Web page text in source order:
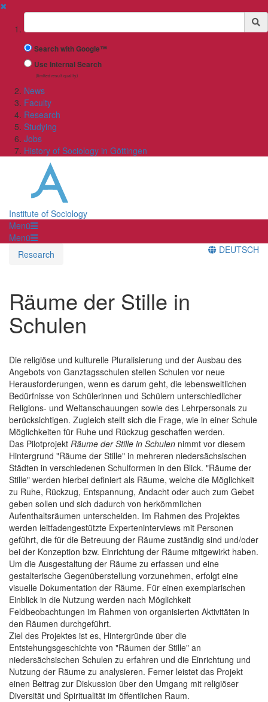
✖
Suchbegriff
Search with Google™
Use Internal Search
(limited result quality)
News
Faculty
Research
Studying
Jobs
History of Sociology in Göttingen
Institute of Sociology
Menü
Menü
Research
DEUTSCH
Räume der Stille in
Schulen
Die religiöse und kulturelle Pluralisierung und der Ausbau des
Angebots von Ganztagsschulen stellen Schulen vor neue
Herausforderungen, wenn es darum geht, die lebensweltlichen
Bedürfnisse von Schülerinnen und Schülern unterschiedlicher
Religions- und Weltanschauungen sowie des Lehrpersonals zu
berücksichtigen. Zugleich stellt sich die Frage, wie in einer Schule
Möglichkeiten für Ruhe und Rückzug geschaffen werden.
Das Pilotprojekt Räume der Stille in Schulen nimmt vor diesem
Hintergrund "Räume der Stille" in mehreren niedersächsischen
Städten in verschiedenen Schulformen in den Blick. "Räume der
Stille" werden hierbei definiert als Räume, welche die Möglichkeit
zu Ruhe, Rückzug, Entspannung, Andacht oder auch zum Gebet
geben sollen und sich dadurch von herkömmlichen
Aufenthaltsräumen unterscheiden. Im Rahmen des Projektes
werden leitfadengestützte Experteninterviews mit Personen
geführt, die für die Betreuung der Räume zuständig sind und/oder
bei der Konzeption bzw. Einrichtung der Räume mitgewirkt haben.
Um die Ausgestaltung der Räume zu erfassen und eine
gestalterische Gegenüberstellung vorzunehmen, erfolgt eine
visuelle Dokumentation der Räume. Für einen exemplarischen
Einblick in die Nutzung werden nach Möglichkeit
Feldbeobachtungen im Rahmen von organisierten Aktivitäten in
den Räumen durchgeführt.
Ziel des Projektes ist es, Hintergründe über die
Entstehungsgeschichte von "Räumen der Stille" an
niedersächsischen Schulen zu erfahren und die Einrichtung und
Nutzung der Räume zu analysieren. Ferner leistet das Projekt
einen Beitrag zur Diskussion über den Umgang mit religiöser
Diversität und Spiritualität im öffentlichen Raum.